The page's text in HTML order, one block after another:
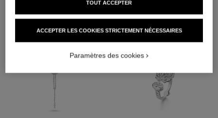
ACCEPTER LES COOKIES STRICTEMENT NÉCESSAIRES
TOUT ACCEPTER
Paramètres des cookies